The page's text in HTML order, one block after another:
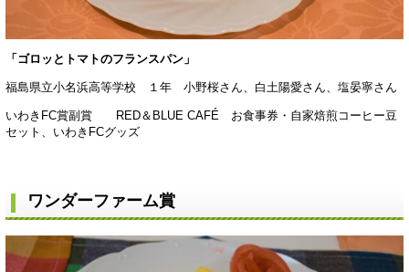
「ゴロッとトマトのフランスパン」
福島県立小名浜高等学校 １年 小野桜さん、白土陽愛さん、塩晏寧さん
いわきFC賞副賞 RED＆BLUE CAFÉ お食事券・自家焙煎コーヒー豆
セット、いわきFCグッズ
ワンダーファーム賞